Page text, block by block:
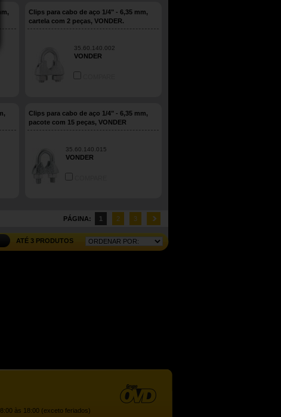
Clips para cabo de aço 1/4" - 6,35 mm,
cartela com 2 peças, VONDER.
35.60.140.002
VONDER
Clips para cabo de aço 1/4" - 6,35 mm,
pacote com 15 peças, VONDER
35.60.140.015
VONDER
PÁGINA: 1 2 3
ATÉ 3 PRODUTOS
às 18:00 (exceto feriados)